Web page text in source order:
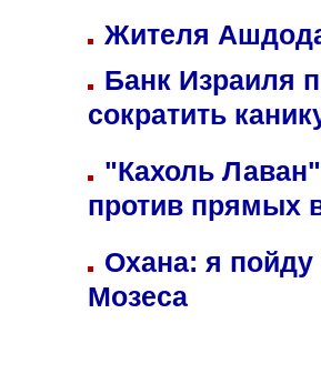
Жителя
Банк Израиля
сократить
"Кахоль
против прямых
Охана: я пойду
Мозеса